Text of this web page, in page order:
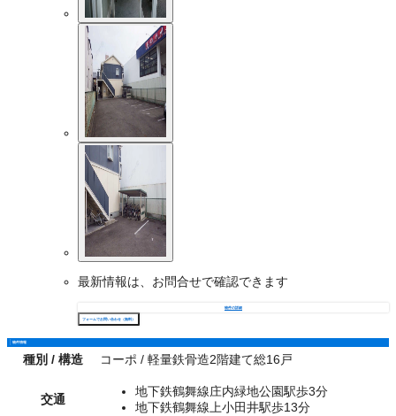
最新情報は、お問合せで確認できます
物件の詳細
フォームでお問い合わせ（無料）
物件情報
種別 / 構造 コーポ / 軽量鉄骨造2階建て総16戸
交通
地下鉄鶴舞線庄内緑地公園駅歩3分
地下鉄鶴舞線上小田井駅歩13分